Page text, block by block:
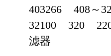
403266 408
32100 320
滤器